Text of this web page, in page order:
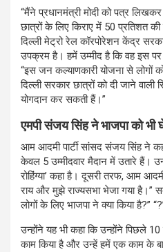
“मैंने प्रधानमंत्री मोदी को पत्र
छात्रों के लिए किराए में 50 प्रतिशत
दिल्ली मेट्रो रेल कॉरपोरेशन केंद्र
उपक्रम है। हमें उम्मीद है कि वह इस
“इस जन कल्याणकारी योजना से लोगों
दिल्ली सरकार छात्रों को दी जाने
योगदान कर सकती हैं।”
एमपी संजय सिंह ने भाजपा को भी
आम आदमी पार्टी सांसद संजय सिंह ने
केवल 5 उम्मीदवार मैदान में उतारे हैं।
रोहिंग्या’ कहा है। दूसरी तरफ, आम
राय और मुझे राज्यसभा भेजा गया है।”
लोगों के लिए भाजपा ने क्या किया है?”
उन्होंने यह भी कहा कि उन्होंने पिछले 10
काम किया है और उन्हें हमें एक काम के